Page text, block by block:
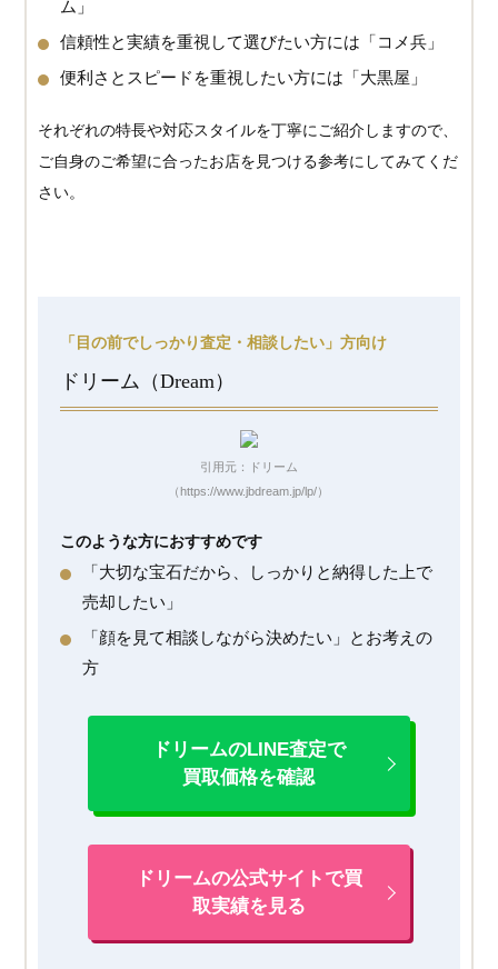
ム」
信頼性と実績を重視して選びたい方には「コメ兵」
便利さとスピードを重視したい方には「大黒屋」
それぞれの特長や対応スタイルを丁寧にご紹介しますので、
ご自身のご希望に合ったお店を見つける参考にしてみてくだ
さい。
「目の前でしっかり査定・相談したい」方向け
ドリーム（Dream）
引用元：ドリーム
（https://www.jbdream.jp/lp/）
このような方におすすめです
「大切な宝石だから、しっかりと納得した上で
売却したい」
「顔を見て相談しながら決めたい」とお考えの
方
ドリームのLINE査定で
買取価格を確認
ドリームの公式サイトで買
取実績を見る